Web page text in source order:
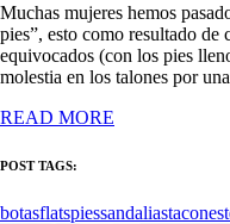
Muchas mujeres hemos
pies”, esto como resultado de
equivocados (con los pies
molestia en los talones por
READ MORE
POST TAGS:
botasflatspiessandaliastacones